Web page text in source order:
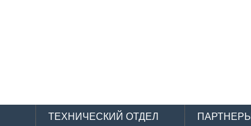
ТЕХНИЧЕСКИЙ ОТДЕЛ ПАРТНЕРЫ